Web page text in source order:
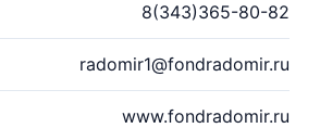
8(343)365-80-82
radomir1@fondradomir.ru
www.fondradomir.ru